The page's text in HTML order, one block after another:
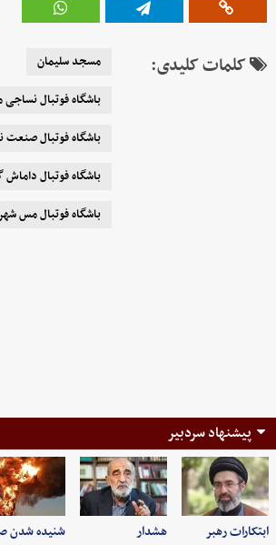
کلمات کلیدی:
مسجد سلیمان
باشگاه فوتبال نساجی
باشگاه فوتبال صنعت
باشگاه فوتبال داماش
باشگاه فوتبال مس
پیشنهاد سردبیر
ابتکارات رهبر هشدار شنیده شدن